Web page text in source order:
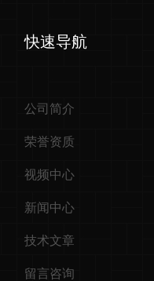
快速导航
公司简介
荣誉资质
视频中心
新闻中心
技术文章
留言咨询